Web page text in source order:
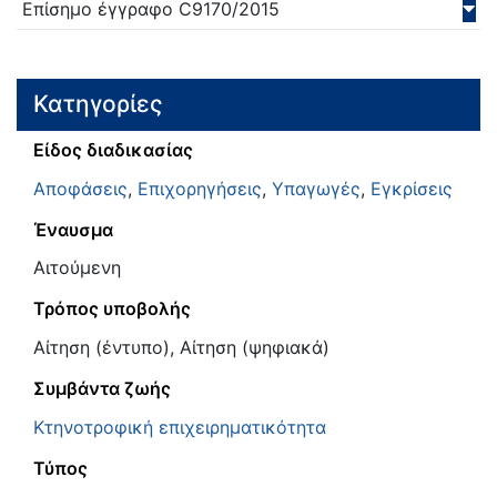
Επίσημο έγγραφο C9170/2015
Κατηγορίες
Είδος διαδικασίας
Αποφάσεις, Επιχορηγήσεις, Υπαγωγές, Εγκρίσεις
Έναυσμα
Αιτούμενη
Τρόπος υποβολής
Αίτηση (έντυπο), Αίτηση (ψηφιακά)
Συμβάντα ζωής
Κτηνοτροφική επιχειρηματικότητα
Τύπος